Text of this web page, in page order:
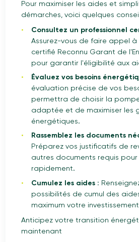
Pour maximiser les aides et
démarches, voici quelques
Consultez un professionnel
Assurez-vous de faire appel à
certifié Reconnu Garant de
pour garantir l'éligibilité aux
Évaluez vos besoins
évaluation précise de vos
permettra de choisir la
adaptée et de maximiser les
énergétiques.
Rassemblez les documents
Préparez vos justificatifs de
autres documents requis
rapidement.
Cumulez les aides :
possibilités de cumul des
maximum votre
Anticipez votre transition
maintenant